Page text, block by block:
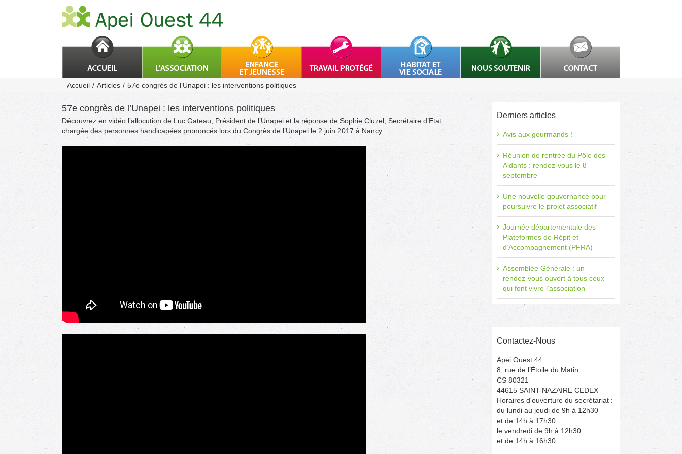
Accueil Articles 57e congrès de l’Unapei : les interventions politiques
57e congrès de l’Unapei : les interventions politiques
Découvrez en vidéo l’allocution de Luc Gateau, Président de l’Unapei et la réponse de Sophie Cluzel, Secrétaire d’Etat
chargée des personnes handicapées prononcés lors du Congrès de l’Unapei le 2 juin 2017 à Nancy.
Derniers articles
Avis aux gourmands !
Réunion de rentrée du Pôle des
Aidants : rendez-vous le 8
septembre
Une nouvelle gouvernance pour
poursuivre le projet associatif
Journée départementale des
Plateformes de Répit et
d’Accompagnement (PFRA)
Assemblée Générale : un
rendez-vous ouvert à tous ceux
qui font vivre l’association
Contactez-Nous
Apei Ouest 44
8, rue de l’Étoile du Matin
CS 80321
44615 SAINT-NAZAIRE CEDEX
Horaires d'ouverture du secrétariat :
du lundi au jeudi de 9h à 12h30
et de 14h à 17h30
le vendredi de 9h à 12h30
et de 14h à 16h30